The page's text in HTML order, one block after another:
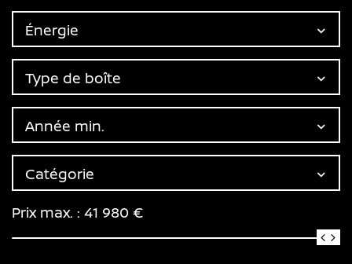
Énergie
Type de boîte
Année min.
Catégorie
Prix max. : 41 980 €